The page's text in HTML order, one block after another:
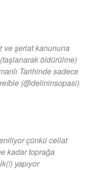
ve şeriat kanununa
öldürülme)
Tarihinde sadece
(@delininsopasi)
çünkü cellat
kadar toprağa
yapıyor